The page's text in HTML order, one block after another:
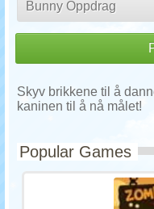
Bunny Oppdrag
Skyv brikkene til å
kaninen til å nå målet!
Popular Games